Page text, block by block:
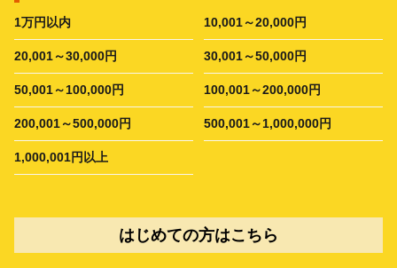
1万円以内 10,001～20,000円
20,001～30,000円 30,001～50,000円
50,001～100,000円 100,001～200,000円
200,001～500,000円 500,001～1,000,000円
1,000,001円以上
はじめての方はこちら